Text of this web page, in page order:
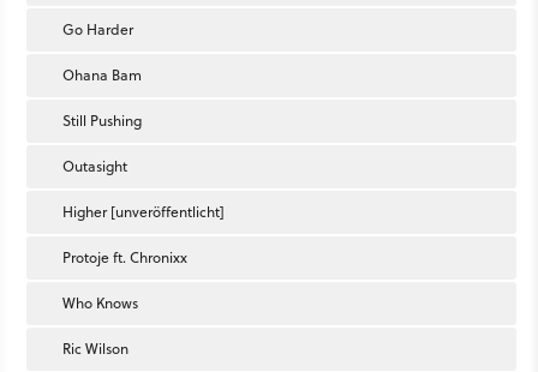
Go Harder
Ohana Bam
Still Pushing
Outasight
Higher [unveröffentlicht]
Protoje ft. Chronixx
Who Knows
Ric Wilson